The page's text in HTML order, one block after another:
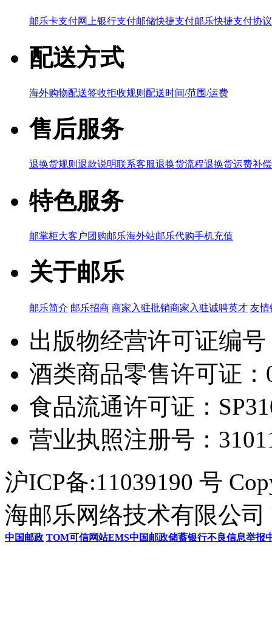
邮乐卡支付网上银行支付邮储快捷支付邮乐快捷支付协议
配送方式
海外购物配送签收拒收规则 配送时间/范围/运费
售后服务
退换货规则 退款说明联系客服退换货流程退换货运费补
特色服务
邮掌柜大客户团购邮乐海外站邮乐代购手机充值
关于邮乐
邮乐简介 邮乐招商 商家入驻批销商家入驻诚聘英才 友情
出版物经营许可证编
酒类商品零售许可证：
食品流通许可证：
营业执照注册号：
沪ICP备:11039190 号
海邮乐网络技术有限公司
中国邮政 TOM可信网站EMS中国邮政储蓄银行不良信息举报